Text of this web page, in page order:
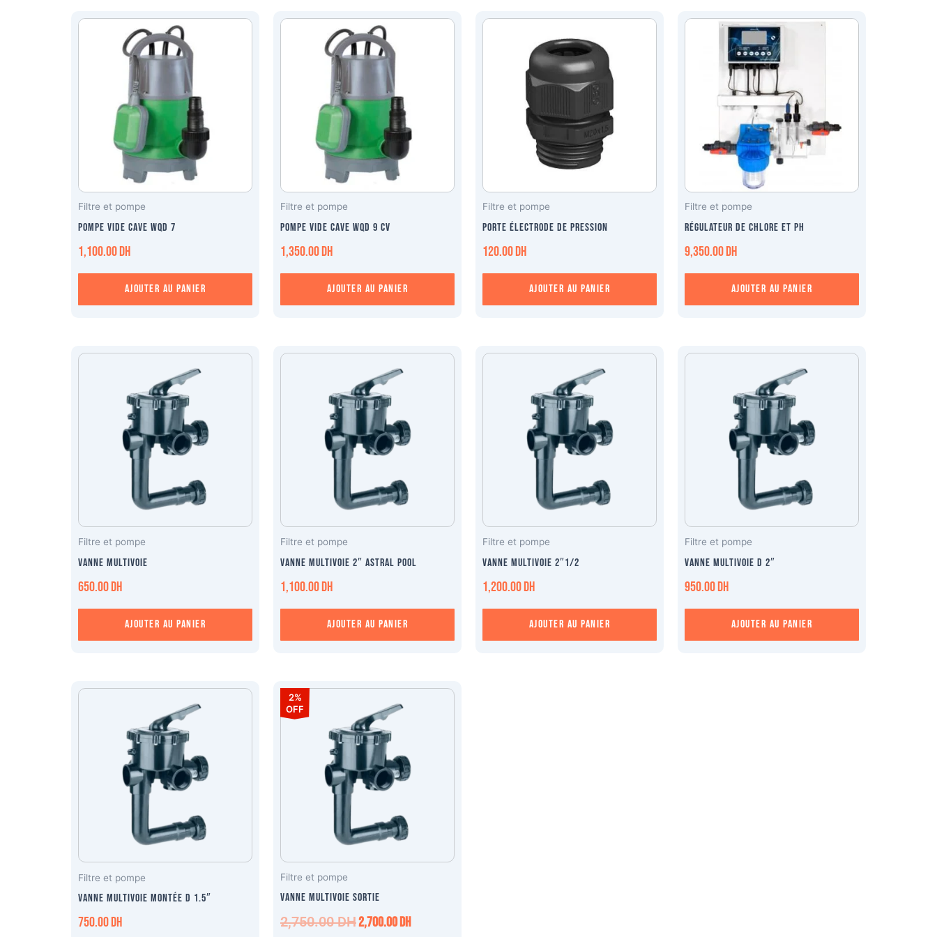
Filtre et pompe
Pompe vide cave WQD 7
1,100.00DH
Ajouter au panier
Filtre et pompe
Pompe vide cave WQD 9 cv
1,350.00DH
Ajouter au panier
Filtre et pompe
Porte électrode De Pression
120.00DH
Ajouter au panier
Filtre et pompe
Régulateur de Chlore et PH
9,350.00DH
Ajouter au panier
Filtre et pompe
Vanne multivoie
650.00DH
Ajouter au panier
Filtre et pompe
Vanne multivoie 2″ astral pool
1,100.00DH
Ajouter au panier
Filtre et pompe
Vanne multivoie 2″1/2
1,200.00DH
Ajouter au panier
Filtre et pompe
Vanne multivoie D 2″
950.00DH
Ajouter au panier
Filtre et pompe
Vanne multivoie Montée D 1.5″
750.00DH
2%
OFF
Filtre et pompe
Vanne multivoie SORTIE
2,750.00DH
Le
prix
initial
était :
2,750.00 DH.
2,700.00DH
Le
2,700.00 DH.